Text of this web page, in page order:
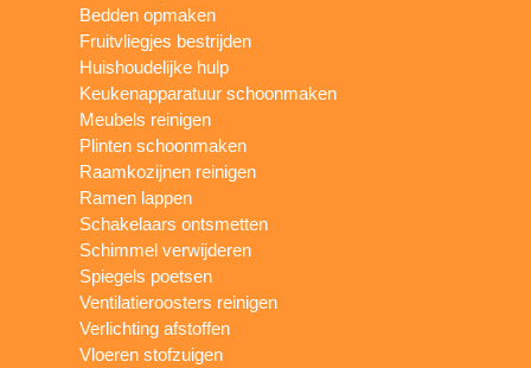
Bedden opmaken
Fruitvliegjes bestrijden
Huishoudelijke hulp
Keukenapparatuur schoonmaken
Meubels reinigen
Plinten schoonmaken
Raamkozijnen reinigen
Ramen lappen
Schakelaars ontsmetten
Schimmel verwijderen
Spiegels poetsen
Ventilatieroosters reinigen
Verlichting afstoffen
Vloeren stofzuigen